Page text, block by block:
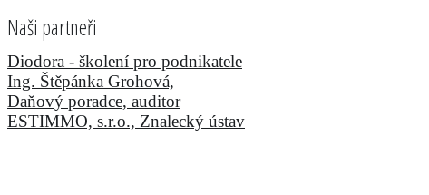
Naši partneři
Diodora - školení pro podnikatele
Ing. Štěpánka Grohová,
Daňový poradce, auditor
ESTIMMO, s.r.o., Znalecký ústav